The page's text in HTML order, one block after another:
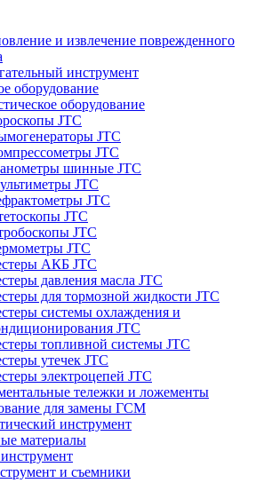
и извлечение поврежденного
инструмент
оборудование
оборудование
JTC
JTC
JTC
шинные JTC
JTC
JTC
JTC
JTC
JTC
АКБ JTC
давления масла JTC
для тормозной жидкости JTC
системы охлаждения и
JTC
топливной системы JTC
утечек JTC
электроцепей JTC
тележки и ложементы
для замены ГСМ
инструмент
материалы
и съемники